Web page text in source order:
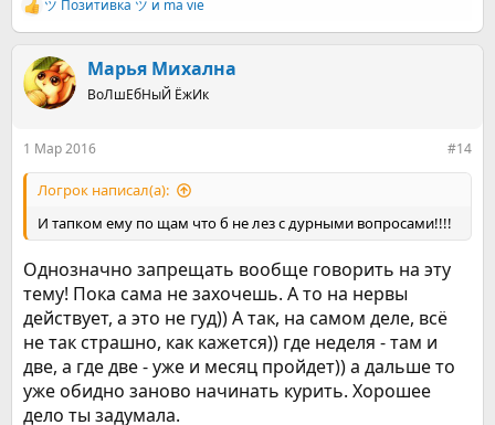
Р
е
к
ц
и
ツ Позитивка ツ и ma vie
Марья Михална
ВоЛшЕбНыЙ ЁжИк
1 Мар 2016 #14
Логрок написал(а):
И тапком ему по щам что б не лез с дурными вопросами!!!!
Однозначно запрещать вообще говорить на эту
тему! Пока сама не захочешь. А то на нервы
действует, а это не гуд)) А так, на самом деле, всё
не так страшно, как кажется)) где неделя - там и
две, а где две - уже и месяц пройдет)) а дальше то
уже обидно заново начинать курить. Хорошее
дело ты задумала.